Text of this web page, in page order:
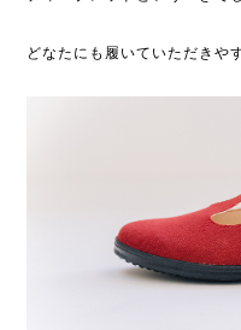
どなたにも履いていただきや